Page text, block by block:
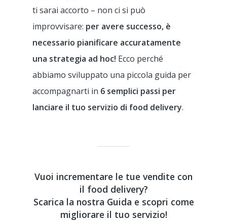
ti sarai accorto – non ci si può
improvvisare: per avere successo, è
necessario pianificare accuratamente
una strategia ad hoc! Ecco perché
abbiamo sviluppato una piccola guida per
accompagnarti in 6 semplici passi per
lanciare il tuo servizio di food delivery.
Vuoi incrementare le tue vendite con
il food delivery?
Scarica la nostra Guida e scopri come
migliorare il tuo servizio!